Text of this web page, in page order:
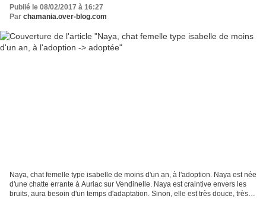
Publié le 08/02/2017 à 16:27
Par chamania.over-blog.com
Naya, chat femelle type isabelle de moins d'un an, à l'adoption. Naya est née
d'une chatte errante à Auriac sur Vendinelle. Naya est craintive envers les
bruits, aura besoin d'un temps d'adaptation. Sinon, elle est très douce, très